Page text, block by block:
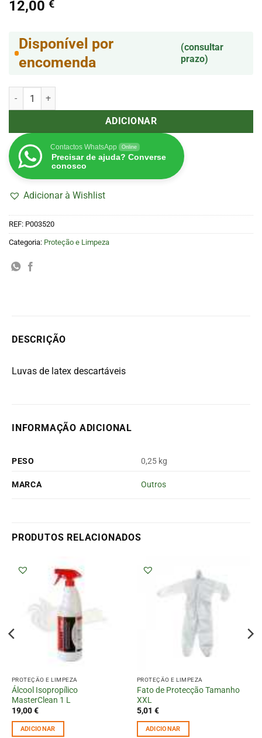
12,00 €
Disponível por
encomenda
(consultar
prazo)
Quantidade de Luvas de Latex Tamanho M 100 uni (Cuatrogasa)
ADICIONAR
Contactos WhatsApp Online
Precisar de ajuda? Converse
conosco
Adicionar à Wishlist
REF: P003520
Categoria: Proteção e Limpeza
DESCRIÇÃO
Luvas de latex descartáveis
INFORMAÇÃO ADICIONAL
PESO 0,25 kg
MARCA Outros
PRODUTOS RELACIONADOS
PROTEÇÃO E LIMPEZA
Álcool Isopropílico
MasterClean 1 L
19,00€
ADICIONAR
PROTEÇÃO E LIMPEZA
Fato de Protecção Tamanho
XXL
5,01 €
ADICIONAR